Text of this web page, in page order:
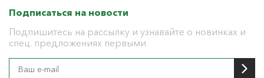
Подписаться на новости
Подпишитесь на рассылку и узнавайте о новинках и
спец. предложениях первыми